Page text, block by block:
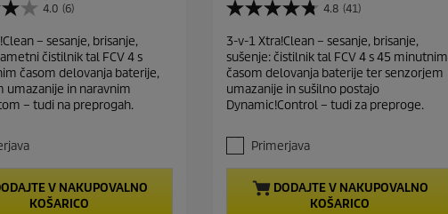
4.0 (6)
– sesanje, brisanje,
čistilnik tal FCV 4 s
časom delovanja baterije,
umazanije in naravnim
– tudi na preprogah.
V NAKUPOVALNO
KOŠARICO
n
t
p
r
o
d
c
t
4.8 (41)
4
8
o
d
5
z
z
3-v-1 Xtra!Clean – sesanje, brisanje,
sušenje: čistilnik tal FCV 4 s 45 minutnim
časom delovanja baterije ter senzorjem
umazanije in sušilno postajo
Dynamic!Control – tudi za preproge.
Primerjava
DODAJTE V NAKUPOVALNO
KOŠARICO